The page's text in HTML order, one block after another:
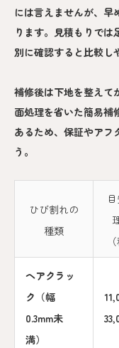
には言えませんが、早
ります。見積もりで
別に確認すると比較し
補修後は下地を整えて
面処理を省いた簡易補
あるため、保証やアフ
う。
ひび割れの
種類
ヘアクラッ
ク（幅
0.3mm未
満）